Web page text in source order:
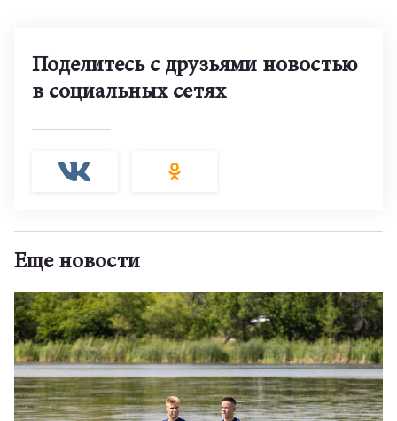
Поделитесь с друзьями новостью
в социальных сетях
Еще новости